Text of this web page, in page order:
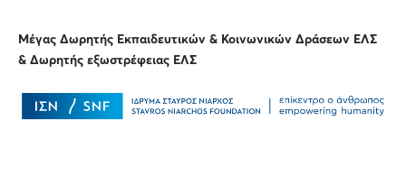
Μέγας Δωρητής Εκπαιδευτικών & Κοινωνικών Δράσεων ΕΛΣ
& Δωρητής εξωστρέφειας ΕΛΣ